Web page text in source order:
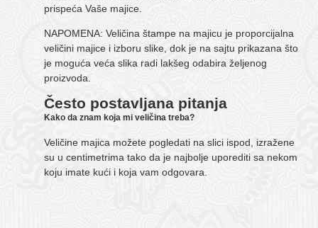
prispeća Vaše majice.
NAPOMENA: Veličina štampe na majicu je proporcijalna
veličini majice i izboru slike, dok je na sajtu prikazana što
je moguća veća slika radi lakšeg odabira željenog
proizvoda.
Često postavljana pitanja
Kako da znam koja mi veličina treba?
Veličine majica možete pogledati na slici ispod, izražene
su u centimetrima tako da je najbolje uporediti sa nekom
koju imate kući i koja vam odgovara.